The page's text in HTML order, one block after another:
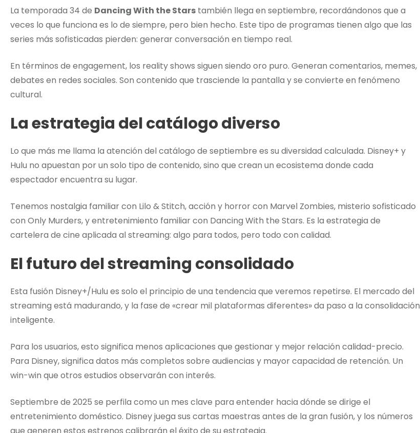
La temporada 34 de Dancing With the Stars también llega en septiembre, recordándonos que a
veces lo que funciona es lo de siempre, pero bien hecho. Este tipo de programas tienen algo que las
series más sofisticadas pierden: generar conversación en tiempo real.
En términos de engagement, los reality shows siguen siendo oro puro. Generan comentarios, memes,
debates en redes sociales. Son contenido que trasciende la pantalla y se convierte en fenómeno
cultural.
La estrategia del catálogo diverso
Lo que más me llama la atención del catálogo de septiembre es su diversidad calculada. Disney+ y
Hulu no apuestan por un solo tipo de contenido, sino que crean un ecosistema donde cada
espectador encuentra su lugar.
Tenemos nostalgia familiar con Lilo & Stitch, acción y horror con Marvel Zombies, misterio sofisticado
con Only Murders, y entretenimiento familiar con Dancing With the Stars. Es la estrategia de
cartelera de cine aplicada al streaming: algo para todos, pero todo con calidad.
El futuro del streaming consolidado
Esta fusión Disney+/Hulu es solo el principio de una tendencia que veremos repetirse. El mercado del
streaming está madurando, y la fase de «crear mil plataformas diferentes» da paso a la consolidación
inteligente.
Para los usuarios, esto significa menos aplicaciones que gestionar y mejor relación calidad-precio.
Para Disney, significa datos más completos sobre audiencias y mayor capacidad de retención. Un
win-win que otros estudios observarán con interés.
Septiembre de 2025 se perfila como un mes clave para entender hacia dónde se dirige el
entretenimiento doméstico. Disney juega sus cartas maestras antes de la gran fusión, y los números